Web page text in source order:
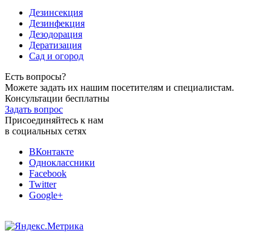
Дезинсекция
Дезинфекция
Дезодорация
Дератизация
Сад и огород
Есть вопросы?
Можете задать их нашим посетителям и специалистам.
Консультации бесплатны
Задать вопрос
Присоединяйтесь к нам
в социальных сетях
ВКонтакте
Одноклассники
Facebook
Twitter
Google+